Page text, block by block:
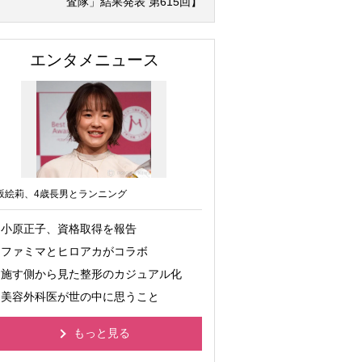
エンタメニュース
絵莉、4歳長男とランニング
小原正子、資格取得を報告
ファミマとヒロアカがコラボ
施す側から見た整形のカジュアル化
美容外科医が世の中に思うこと
もっと見る